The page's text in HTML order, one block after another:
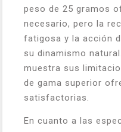
peso de 25 gramos
necesario, pero la
fatigosa y la acción
su dinamismo
muestra sus
de gama superior
satisfactorias.
En cuanto a las